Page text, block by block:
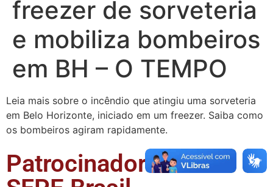
freezer de sorveteria
e mobiliza bombeiros
em BH – O TEMPO
Leia mais sobre o incêndio que atingiu uma sorveteria
em Belo Horizonte, iniciado em um freezer. Saiba como
os bombeiros agiram rapidamente.
Patrocinadores da